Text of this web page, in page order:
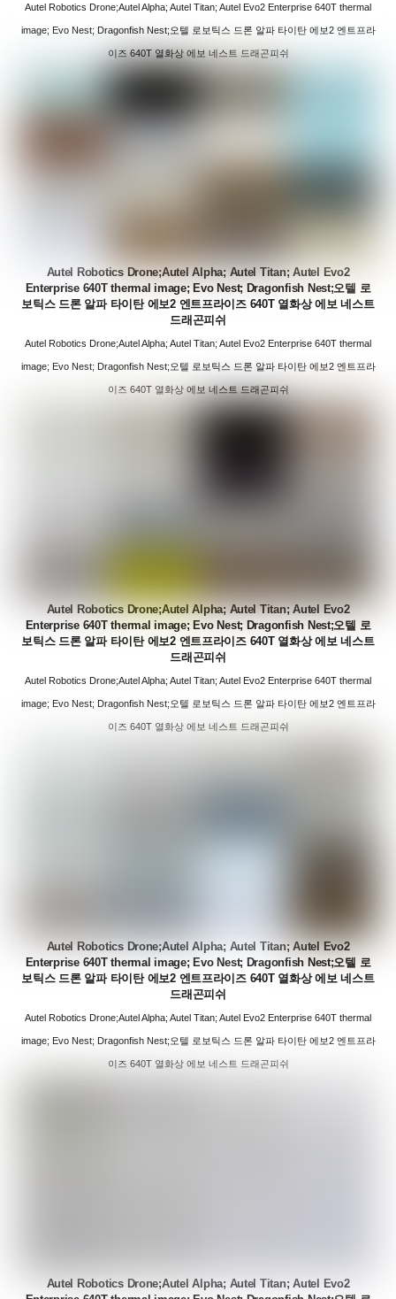
Autel Robotics Drone;Autel Alpha; Autel Titan; Autel Evo2 Enterprise 640T thermal
image; Evo Nest; Dragonfish Nest;오텔 로보틱스 드론 알파 타이탄 에보2 엔트프라
이즈 640T 열화상 에보 네스트 드래곤피쉬
Autel Robotics Drone;Autel Alpha; Autel Titan; Autel Evo2
Enterprise 640T thermal image; Evo Nest; Dragonfish Nest;오텔 로
보틱스 드론 알파 타이탄 에보2 엔트프라이즈 640T 열화상 에보 네스트
드래곤피쉬
Autel Robotics Drone;Autel Alpha; Autel Titan; Autel Evo2 Enterprise 640T thermal
image; Evo Nest; Dragonfish Nest;오텔 로보틱스 드론 알파 타이탄 에보2 엔트프라
이즈 640T 열화상 에보 네스트 드래곤피쉬
Autel Robotics Drone;Autel Alpha; Autel Titan; Autel Evo2
Enterprise 640T thermal image; Evo Nest; Dragonfish Nest;오텔 로
보틱스 드론 알파 타이탄 에보2 엔트프라이즈 640T 열화상 에보 네스트
드래곤피쉬
Autel Robotics Drone;Autel Alpha; Autel Titan; Autel Evo2 Enterprise 640T thermal
image; Evo Nest; Dragonfish Nest;오텔 로보틱스 드론 알파 타이탄 에보2 엔트프라
이즈 640T 열화상 에보 네스트 드래곤피쉬
Autel Robotics Drone;Autel Alpha; Autel Titan; Autel Evo2
Enterprise 640T thermal image; Evo Nest; Dragonfish Nest;오텔 로
보틱스 드론 알파 타이탄 에보2 엔트프라이즈 640T 열화상 에보 네스트
드래곤피쉬
Autel Robotics Drone;Autel Alpha; Autel Titan; Autel Evo2 Enterprise 640T thermal
image; Evo Nest; Dragonfish Nest;오텔 로보틱스 드론 알파 타이탄 에보2 엔트프라
이즈 640T 열화상 에보 네스트 드래곤피쉬
Autel Robotics Drone;Autel Alpha; Autel Titan; Autel Evo2